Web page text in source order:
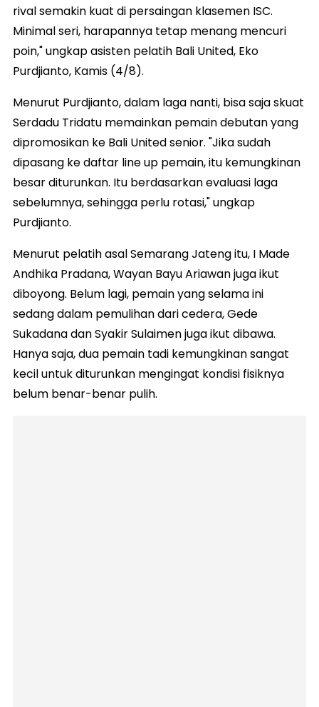
rival semakin kuat di persaingan klasemen ISC.
Minimal seri, harapannya tetap menang mencuri
poin," ungkap asisten pelatih Bali United, Eko
Purdjianto, Kamis (4/8).
Menurut Purdjianto, dalam laga nanti, bisa saja skuat
Serdadu Tridatu memainkan pemain debutan yang
dipromosikan ke Bali United senior. "Jika sudah
dipasang ke daftar line up pemain, itu kemungkinan
besar diturunkan. Itu berdasarkan evaluasi laga
sebelumnya, sehingga perlu rotasi," ungkap
Purdjianto.
Menurut pelatih asal Semarang Jateng itu, I Made
Andhika Pradana, Wayan Bayu Ariawan juga ikut
diboyong. Belum lagi, pemain yang selama ini
sedang dalam pemulihan dari cedera, Gede
Sukadana dan Syakir Sulaimen juga ikut dibawa.
Hanya saja, dua pemain tadi kemungkinan sangat
kecil untuk diturunkan mengingat kondisi fisiknya
belum benar-benar pulih.